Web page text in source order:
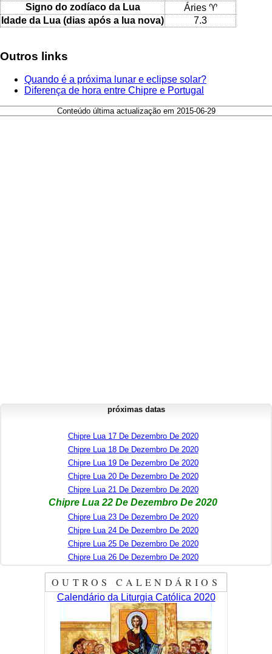
Signo do zodíaco da Lua
Áries ♈
Idade da Lua (dias após a lua nova)
7.3
Outros links
Quando é a próxima lunar e eclipse solar?
Diferença de hora entre Chipre e Portugal
Conteúdo última actualização em 2015-06-29
próximas datas
Chipre Lua 17 De Dezembro De 2020
Chipre Lua 18 De Dezembro De 2020
Chipre Lua 19 De Dezembro De 2020
Chipre Lua 20 De Dezembro De 2020
Chipre Lua 21 De Dezembro De 2020
Chipre Lua 22 De Dezembro De 2020
Chipre Lua 23 De Dezembro De 2020
Chipre Lua 24 De Dezembro De 2020
Chipre Lua 25 De Dezembro De 2020
Chipre Lua 26 De Dezembro De 2020
OUTROS CALENDÁRIOS
Calendário da Liturgia Católica 2020